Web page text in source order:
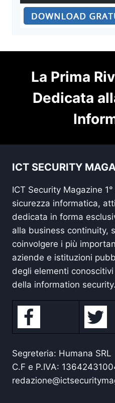
La Prima
Dedicata
ICT SECURITY
ICT Security Magazine
sicurezza informatica,
dedicata in forma
alla business continuity,
coinvolgere i più
aziende e istituzioni
degli elementi
della information security.
Segreteria: Humana SRL
C.F e P.IVA: